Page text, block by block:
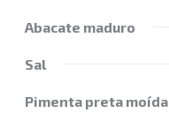
Abacate maduro
Sal
Pimenta preta moída